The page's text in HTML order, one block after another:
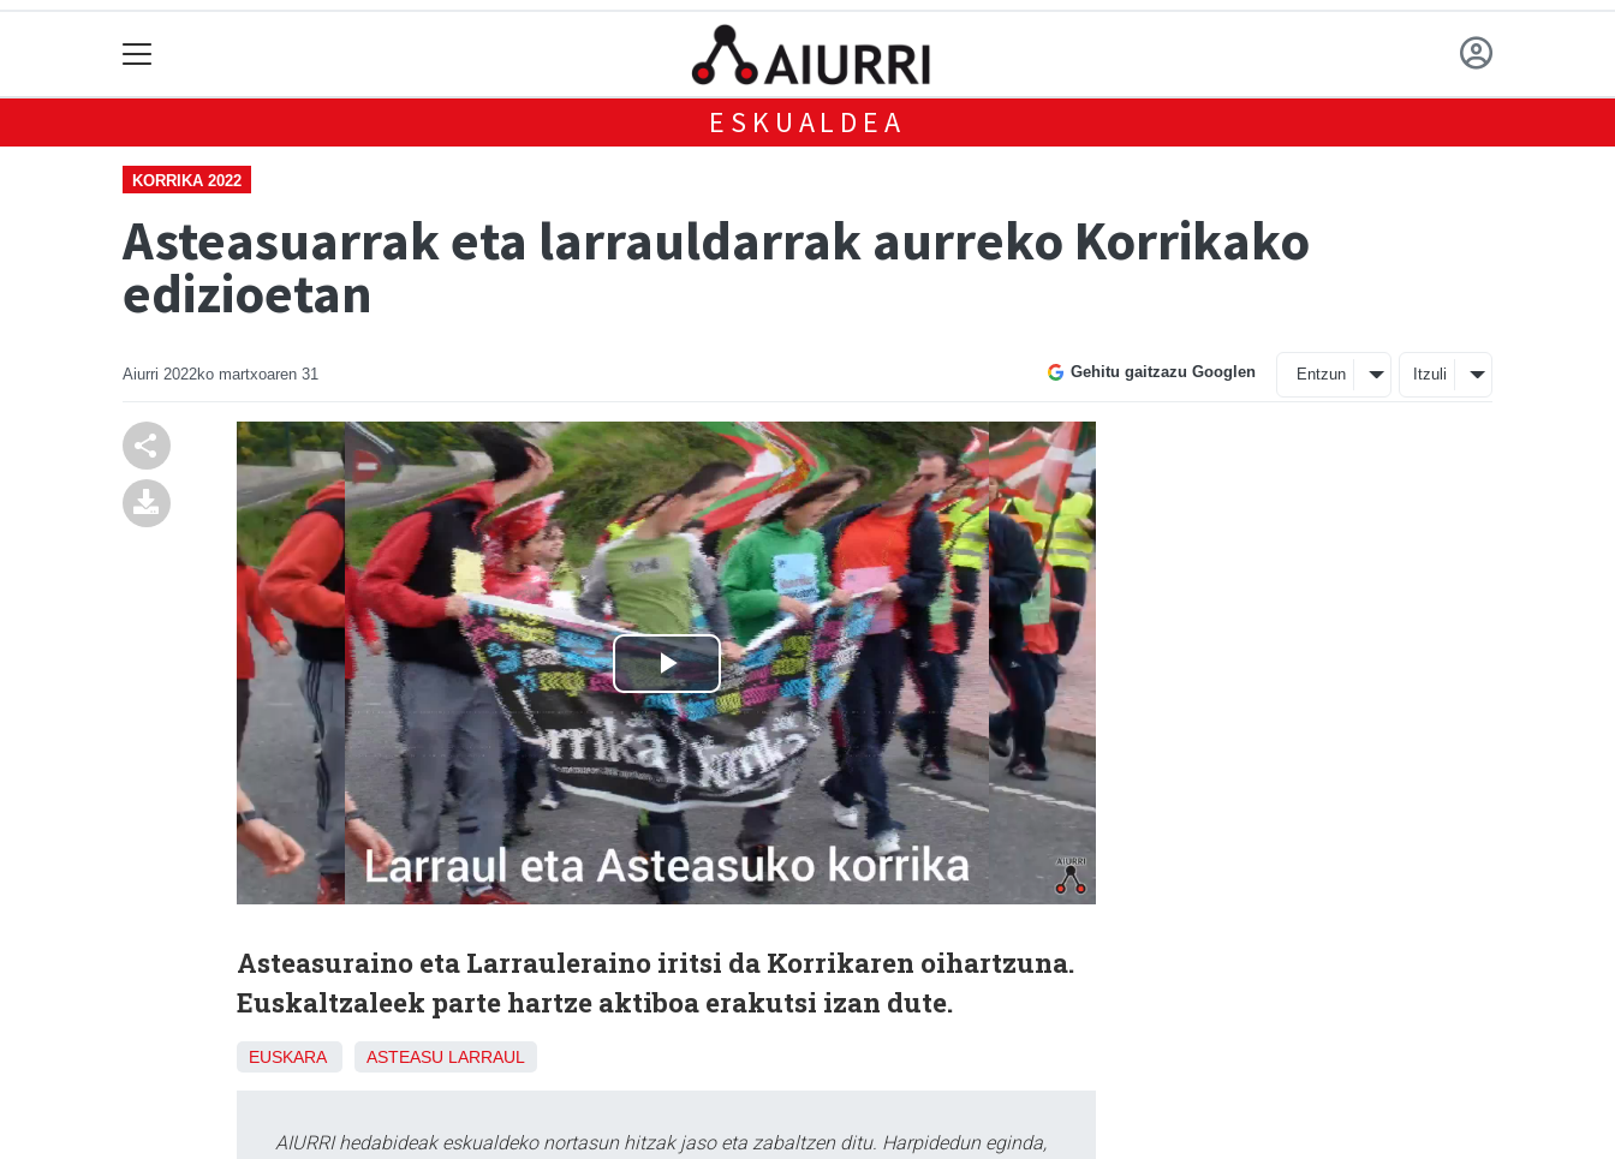
ESKUALDEA
KORRIKA 2022
Asteasuarrak eta larrauldarrak aurreko Korrikako
edizioetan
Aiurri 2022ko martxoaren 31 Gehitu gaitzazu Googlen Entzun Itzuli
Asteasuraino eta Larrauleraino iritsi da Korrikaren oihartzuna.
Euskaltzaleek parte hartze aktiboa erakutsi izan dute.
EUSKARA ASTEASU LARRAUL
AIURRI hedabideak eskualdeko nortasun hitzak jaso eta zabaltzen ditu. Harpidedun eginda,